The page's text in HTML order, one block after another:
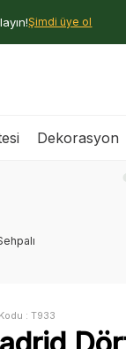
Şimdi üye ol
Dekorasyon
:T933